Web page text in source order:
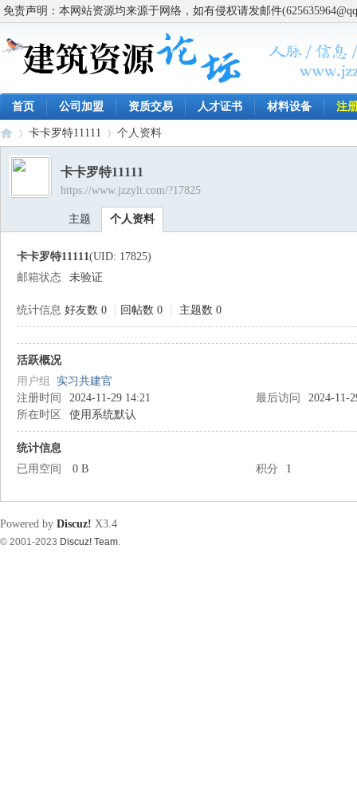
免责声明：本网站资源均来源于网络，如有侵权请发邮件
首页 公司加盟 资质交易 人才证书 材料设备 注
资
›
卡卡罗特11111 个人资料
卡卡罗特11111
https://www.jzzylt.com/?17825
主题 个人资料
卡卡罗特11111(UID: 17825)
邮箱状态
未验证
统计信息 好友数 0 回帖数 0 主题数 0
活跃概况
用户组 实习共建官
注册时间
2024-11-29 14:21 最后访问
2024-11-
所在时区
使用系统默认
统计信息
已用空间
0 B 积分 1
Powered by Discuz! X3.4
© 2001-2023 Discuz! Team